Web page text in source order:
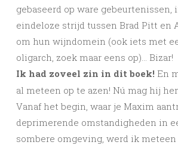
gebaseerd op ware gebeurtenissen,
eindeloze strijd tussen Brad Pitt en
om hun wijndomein (ook iets met
oligarch, zoek maar eens op)… Bizar!
Ik had zoveel zin in dit boek! En
al meteen op te azen! Nú mag hij
Vanaf het begin, waar je Maxim
deprimerende omstandigheden in
sombere omgeving, werd ik